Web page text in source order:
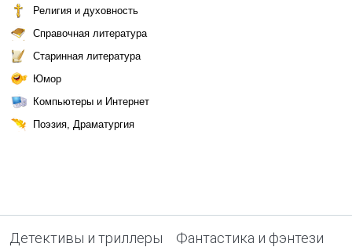
Религия и духовность
Справочная литература
Старинная литература
Юмор
Компьютеры и Интернет
Поэзия, Драматургия
Детективы и триллеры Фантастика и фэнтези